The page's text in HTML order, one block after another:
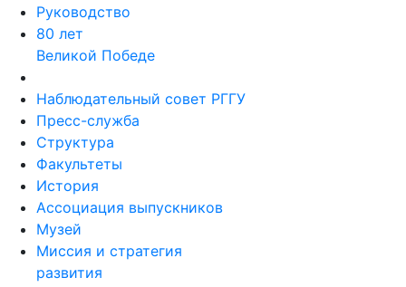
Руководство
80 лет
Великой Победе
Наблюдательный совет РГГУ
Пресс-служба
Структура
Факультеты
История
Ассоциация выпускников
Музей
Миссия и стратегия
развития